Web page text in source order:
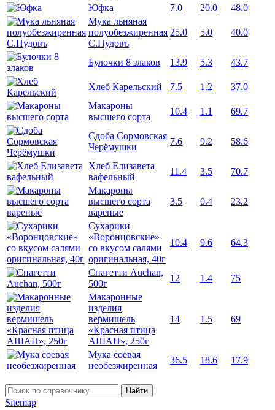
Юфка
7.0 20.0
48.0
Мука льняная
полуобезжиренная
С.Пудовъ
25.0 5.0 40.0
Булочки 8 злаков 13.9 5.3 43.7
Хлеб Карельский 7.5 1.2
37.0
Макароны
высшего сорта
10.4 1.1 69.7
Сдоба Сормовская
Черёмушки
7.6 9.2 58.6
Хлеб Елизавета
вафельный
11.4 3.5
70.7
Макароны
высшего сорта
вареные
3.5 0.4 23.2
Сухарики
«Воронцовские»
со вкусом салями
оригинальная, 40г
10.4 9.6 64.3
Спагетти Auchan,
500г
12 1.4
75
Макаронные
изделия
вермишель
«Красная птица
АШАН», 250г
14 1.5 69
Мука соевая
необезжиренная
36.5 18.6 17.9
Найти
Sitemap